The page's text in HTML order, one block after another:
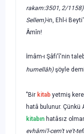
rakam:3501, 2/1158)
Sellem)-in, Ehl-i
İmâm-ı Şâfi'î'nin
humellâh)şöyle
"Bir kitab yetmiş
hatâ bulunur. Çünkü
kitabın hatâsız
evhâmi'l-cem't ve't-